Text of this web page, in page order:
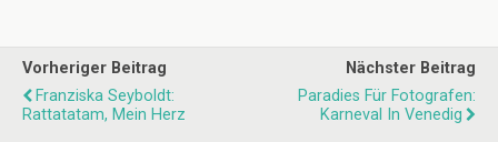
Vorheriger Beitrag
Franziska Seyboldt:
Rattatatam, Mein Herz
Nächster Beitrag
Paradies Für Fotografen:
Karneval In Venedig